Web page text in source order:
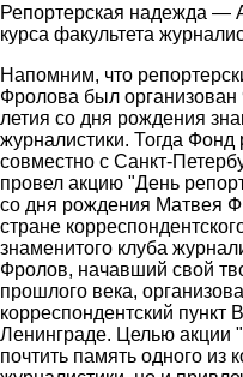
Репортерская надежда —
курса факультета
Напомним, что
Фролова был организован
летия со дня рождения
журналистики. Тогда
совместно с Санкт-
провел акцию "День
со дня рождения Матвея
стране
знаменитого клуба
Фролов, начавший свой
прошлого века,
корреспондентский пункт
Ленинграде. Целью акции
почтить память одного из